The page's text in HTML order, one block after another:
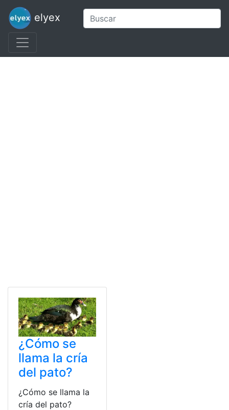
elyex
¿Cómo se
llama la cría
del pato?
¿Cómo se llama la
cría del pato?